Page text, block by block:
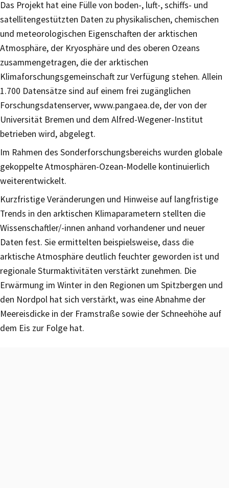
Das Projekt hat eine Fülle von boden-, luft-, schiffs- und
satellitengestützten Daten zu physikalischen, chemischen
und meteorologischen Eigenschaften der arktischen
Atmosphäre, der Kryosphäre und des oberen Ozeans
zusammengetragen, die der arktischen
Klimaforschungsgemeinschaft zur Verfügung stehen. Allein
1.700 Datensätze sind auf einem frei zugänglichen
Forschungsdatenserver, www.pangaea.de, der von der
Universität Bremen und dem Alfred-Wegener-Institut
betrieben wird, abgelegt.
Im Rahmen des Sonderforschungsbereichs wurden globale
gekoppelte Atmosphären-Ozean-Modelle kontinuierlich
weiterentwickelt.
Kurzfristige Veränderungen und Hinweise auf langfristige
Trends in den arktischen Klimaparametern stellten die
Wissenschaftler/-innen anhand vorhandener und neuer
Daten fest. Sie ermittelten beispielsweise, dass die
arktische Atmosphäre deutlich feuchter geworden ist und
regionale Sturmaktivitäten verstärkt zunehmen. Die
Erwärmung im Winter in den Regionen um Spitzbergen und
den Nordpol hat sich verstärkt, was eine Abnahme der
Meereisdicke in der Framstraße sowie der Schneehöhe auf
dem Eis zur Folge hat.